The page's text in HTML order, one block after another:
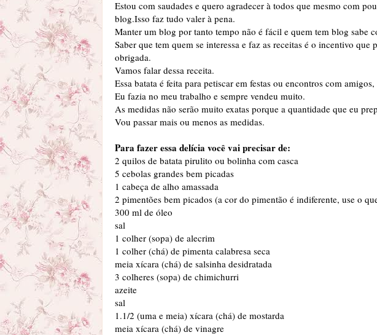
Estou com saudades e quero agradecer à todos que mesmo com
blog.Isso faz tudo valer à pena.
Manter um blog por tanto tempo não é fácil e quem tem blog sabe
Saber que tem quem se interessa e faz as receitas é o incentivo
obrigada.
Vamos falar dessa receita.
Essa batata é feita para petiscar em festas ou encontros com
Eu fazia no meu trabalho e sempre vendeu muito.
As medidas não serão muito exatas porque a quantidade que eu
Vou passar mais ou menos as medidas.
Para fazer essa delícia você vai precisar de:
2 quilos de batata pirulito ou bolinha com casca
5 cebolas grandes bem picadas
1 cabeça de alho amassada
2 pimentões bem picados (a cor do pimentão é indiferente, use o
300 ml de óleo
sal
1 colher (sopa) de alecrim
1 colher (chá) de pimenta calabresa seca
meia xícara (chá) de salsinha desidratada
3 colheres (sopa) de chimichurri
azeite
sal
1.1/2 (uma e meia) xícara (chá) de mostarda
meia xícara (chá) de vinagre